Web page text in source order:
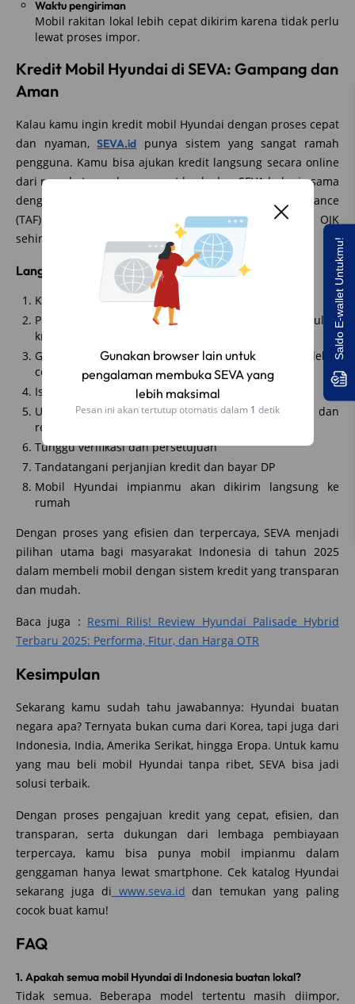
Gunakan browser lain untuk
pengalaman membuka SEVA yang
lebih maksimal
Pesan ini akan tertutup otomatis dalam 1 detik
Waktu pengiriman
Mobil rakitan lokal lebih cepat dikirim karena tidak perlu
lewat proses impor.
Kredit Mobil Hyundai di SEVA: Gampang dan
Aman
Kalau kamu ingin kredit mobil Hyundai dengan proses cepat
dan nyaman,SEVA.id punya sistem yang sangat ramah
pengguna. Kamu bisa ajukan kredit langsung secara online
dari rumah, tanpa harus repot ke dealer. SEVA bekerja sama
dengan lembaga pembiayaan seperti Toyota Astra Finance
(TAF) dan ACC yang sudah terdaftar dan diawasi oleh OJK
sehingga aman.
Langkah-langkah pengajuan kredit di SEVA:
Kunjungi situswww.seva.id
Pilih mobil Hyundai favoritmu, lalu gunakan simulasi
kredit
Gunakan fitur “Instant Approval” untuk proses lebih
cepat
Isi formulir pengajuan kredit secara online
Unggah dokumen seperti KTP, NPWP, slip gaji, dan
rekening koran
Tunggu verifikasi dan persetujuan
Tandatangani perjanjian kredit dan bayar DP
Mobil Hyundai impianmu akan dikirim langsung ke
rumah
Dengan proses yang efisien dan terpercaya, SEVA menjadi
pilihan utama bagi masyarakat Indonesia di tahun 2025
dalam membeli mobil dengan sistem kredit yang transparan
dan mudah.
Baca juga : Resmi Rilis! Review Hyundai Palisade Hybrid
Terbaru 2025: Performa, Fitur, dan Harga OTR
Kesimpulan
Sekarang kamu sudah tahu jawabannya: Hyundai buatan
negara apa? Ternyata bukan cuma dari Korea, tapi juga dari
Indonesia, India, Amerika Serikat, hingga Eropa. Untuk kamu
yang mau beli mobil Hyundai tanpa ribet, SEVA bisa jadi
solusi terbaik.
Dengan proses pengajuan kredit yang cepat, efisien, dan
transparan, serta dukungan dari lembaga pembiayaan
terpercaya, kamu bisa punya mobil impianmu dalam
genggaman hanya lewat smartphone. Cek katalog Hyundai
sekarang juga di www.seva.id dan temukan yang paling
cocok buat kamu!
FAQ
1. Apakah semua mobil Hyundai di Indonesia buatan lokal?
Tidak semua. Beberapa model tertentu masih diimpor,
Saldo E-wallet Untukmu!